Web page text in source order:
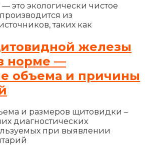
это экологически чистое
из
таких как
железы
норме —
объема и причины
и размеров щитовидки –
диагностических
при выявлении